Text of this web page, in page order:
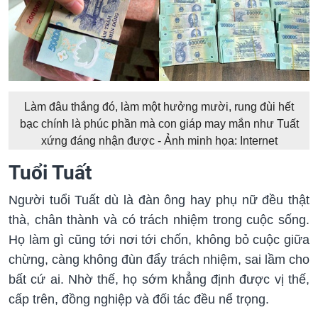
Làm đâu thắng đó, làm một hưởng mười, rung đùi hết
bạc chính là phúc phần mà con giáp may mắn như Tuất
xứng đáng nhận được - Ảnh minh họa: Internet
Tuổi Tuất
Người tuổi Tuất dù là đàn ông hay phụ nữ đều thật
thà, chân thành và có trách nhiệm trong cuộc sống.
Họ làm gì cũng tới nơi tới chốn, không bỏ cuộc giữa
chừng, càng không đùn đẩy trách nhiệm, sai lầm cho
bất cứ ai. Nhờ thế, họ sớm khẳng định được vị thế,
cấp trên, đồng nghiệp và đối tác đều nể trọng.